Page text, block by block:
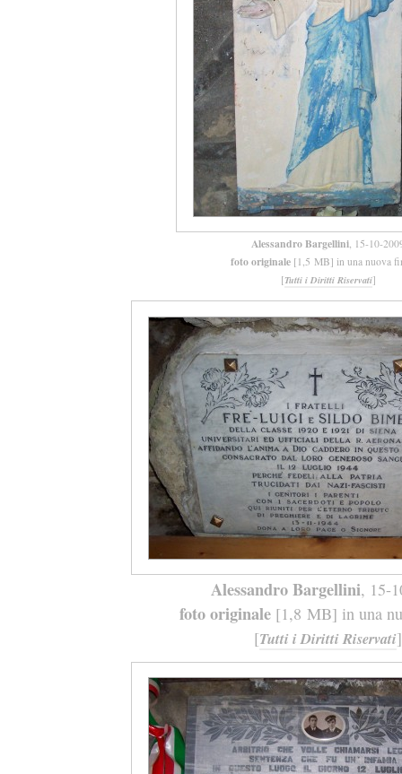
Alessandro Bargellini, 15-10-
foto originale [1,5 MB] in una nuova
[Tutti i Diritti Riservati]
Alessandro Bargellini, 15-
foto originale[1,8 MB] in una
[Tutti i Diritti Riservati]